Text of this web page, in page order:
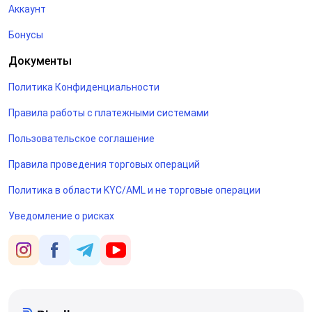
Аккаунт
Бонусы
Документы
Политика Конфиденциальности
Правила работы с платежными системами
Пользовательское соглашение
Правила проведения торговых операций
Политика в области KYC/AML и не торговые операции
Уведомление о рисках